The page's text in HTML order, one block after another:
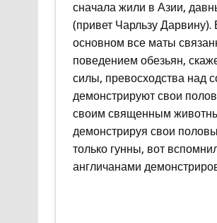
сначала жили в Азии,
(привет Чарльзу
основном все маты
поведением обезьян,
силы, превосходства над
демонстрируют свои
своим священным
демонстрируя свои
только гунны, вот
англичанами